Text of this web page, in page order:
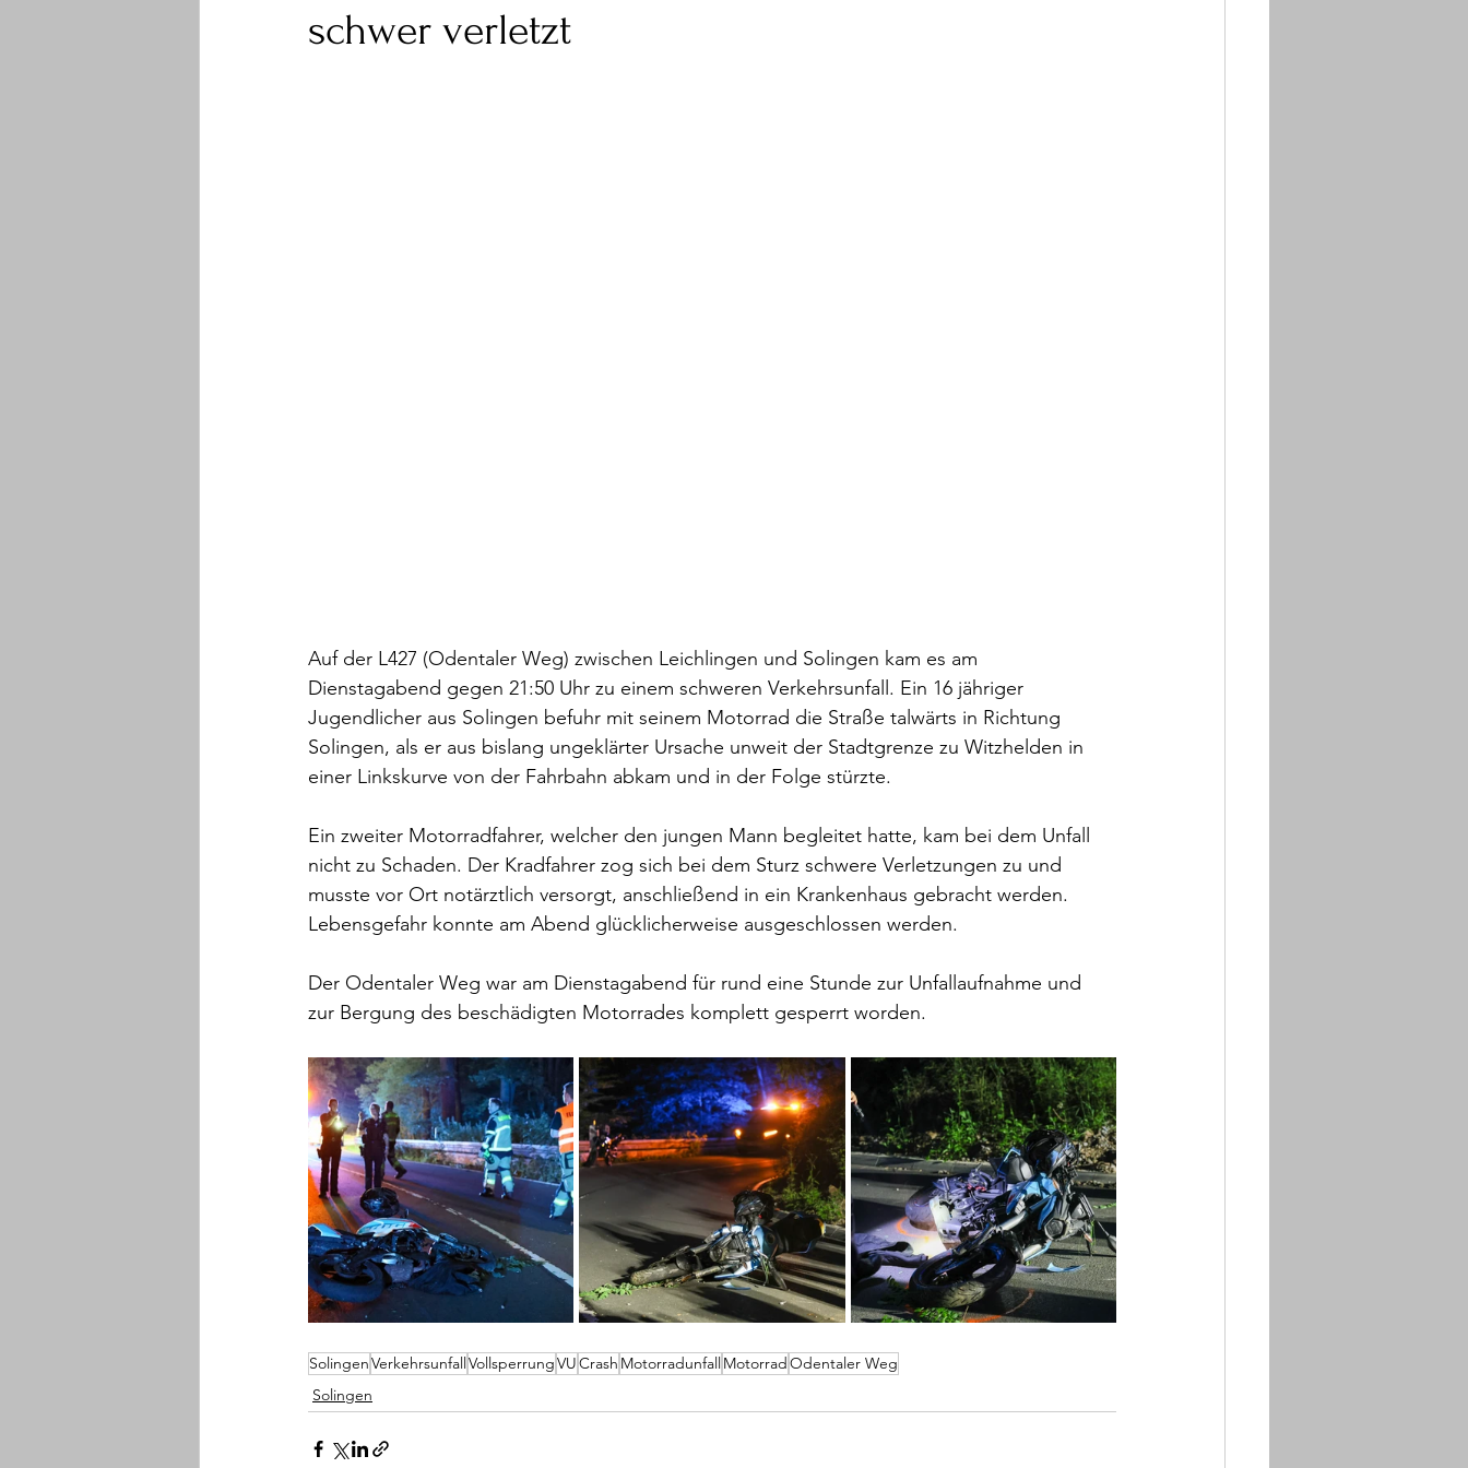
schwer verletzt
Auf der L427 (Odentaler Weg) zwischen Leichlingen und Solingen kam es am
Dienstagabend gegen 21:50 Uhr zu einem schweren Verkehrsunfall. Ein 16 jähriger
Jugendlicher aus Solingen befuhr mit seinem Motorrad die Straße talwärts in Richtung
Solingen, als er aus bislang ungeklärter Ursache unweit der Stadtgrenze zu Witzhelden in
einer Linkskurve von der Fahrbahn abkam und in der Folge stürzte.
Ein zweiter Motorradfahrer, welcher den jungen Mann begleitet hatte, kam bei dem Unfall
nicht zu Schaden. Der Kradfahrer zog sich bei dem Sturz schwere Verletzungen zu und
musste vor Ort notärztlich versorgt, anschließend in ein Krankenhaus gebracht werden.
Lebensgefahr konnte am Abend glücklicherweise ausgeschlossen werden.
Der Odentaler Weg war am Dienstagabend für rund eine Stunde zur Unfallaufnahme und
zur Bergung des beschädigten Motorrades komplett gesperrt worden.
SolingenVerkehrsunfall VollsperrungVUCrash Motorradunfall Motorrad Odentaler Weg
Solingen